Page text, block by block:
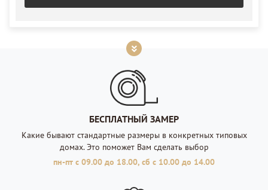
БЕСПЛАТНЫЙ ЗАМЕР
Какие бывают стандартные размеры в конкретных типовых
домах. Это поможет Вам сделать выбор
пн-пт с 09.00 до 18.00, сб с 10.00 до 14.00